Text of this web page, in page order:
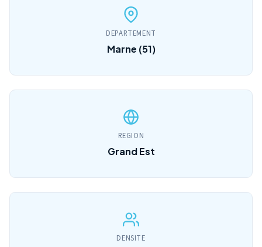
DEPARTEMENT
Marne (51)
REGION
Grand Est
DENSITE